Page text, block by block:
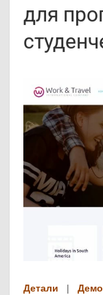
для
Детали | Демо